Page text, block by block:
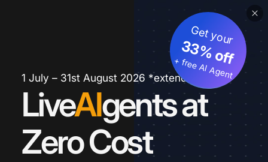
1 July – 31st August 2026 *extended
LiveAIgents at
Zero Cost
Get your
33% off
+ free AI Agent